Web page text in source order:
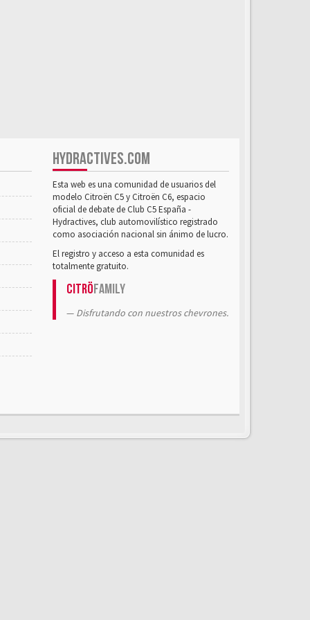
HYDRACTIVES.COM
Esta web es una comunidad de usuarios del
modelo Citroën C5 y Citroën C6, espacio
oficial de debate de Club C5 España -
Hydractives, club automovilístico registrado
como asociación nacional sin ánimo de lucro.
El registro y acceso a esta comunidad es
totalmente gratuito.
CitröFamily
Disfrutando con nuestros chevrones.